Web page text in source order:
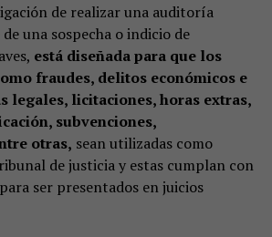
de realizar una auditoría
una sospecha o indicio de
está diseñada para que los
fraudes, delitos económicos e
legales, licitaciones, horas extras,
subvenciones,
otras, sean utilizadas como
de justicia y estas cumplan con
ser presentados en juicios